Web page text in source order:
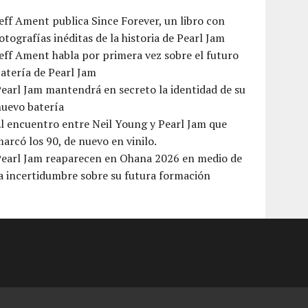
Ament publica Since Forever, un libro con
inéditas de la historia de Pearl Jam
Ament habla por primera vez sobre el futuro
de Pearl Jam
Jam mantendrá en secreto la identidad de su
batería
encuentro entre Neil Young y Pearl Jam que
los 90, de nuevo en vinilo.
Jam reaparecen en Ohana 2026 en medio de
incertidumbre sobre su futura formación